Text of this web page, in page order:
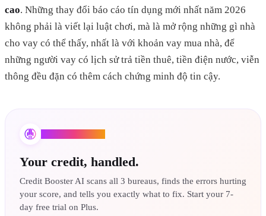
cao. Những thay đổi báo cáo tín dụng mới nhất năm 2026
không phải là viết lại luật chơi, mà là mở rộng những gì nhà
cho vay có thể thấy, nhất là với khoản vay mua nhà, để
những người vay có lịch sử trả tiền thuê, tiền điện nước, viễn
thông đều đặn có thêm cách chứng minh độ tin cậy.
Your credit, handled.
Credit Booster AI scans all 3 bureaus, finds the errors hurting
your score, and tells you exactly what to fix. Start your 7-
day free trial on Plus.